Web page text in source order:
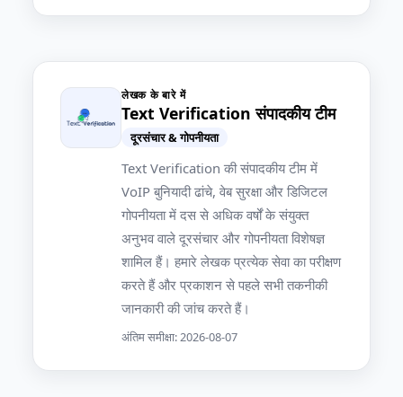
लेखक के बारे में
Text Verification संपादकीय टीम
दूरसंचार & गोपनीयता
Text Verification की संपादकीय टीम में
VoIP बुनियादी ढांचे, वेब सुरक्षा और डिजिटल
गोपनीयता में दस से अधिक वर्षों के संयुक्त
अनुभव वाले दूरसंचार और गोपनीयता विशेषज्ञ
शामिल हैं। हमारे लेखक प्रत्येक सेवा का परीक्षण
करते हैं और प्रकाशन से पहले सभी तकनीकी
जानकारी की जांच करते हैं।
अंतिम समीक्षा: 2026-08-07